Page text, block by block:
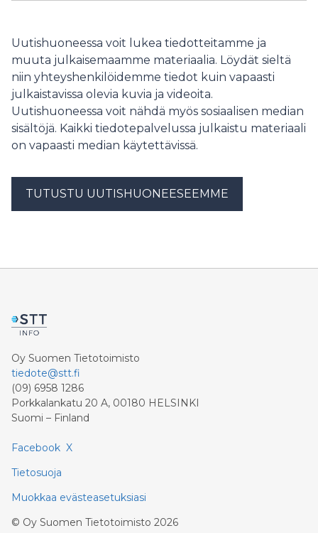
Uutishuoneessa voit lukea tiedotteitamme ja
muuta julkaisemaamme materiaalia. Löydät sieltä
niin yhteyshenkilöidemme tiedot kuin vapaasti
julkaistavissa olevia kuvia ja videoita.
Uutishuoneessa voit nähdä myös sosiaalisen median
sisältöjä. Kaikki tiedotepalvelussa julkaistu materiaali
on vapaasti median käytettävissä.
TUTUSTU UUTISHUONEESEEMME
Oy Suomen Tietotoimisto
tiedote@stt.fi
(09) 6958 1286
Porkkalankatu 20 A, 00180 HELSINKI
Suomi – Finland
Facebook X
Tietosuoja
Muokkaa evästeasetuksiasi
© Oy Suomen Tietotoimisto 2026